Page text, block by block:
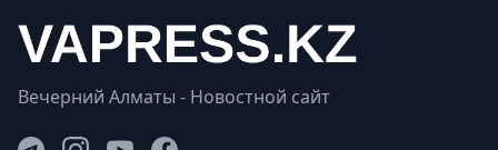
Вечерний Алматы - Новостной сайт